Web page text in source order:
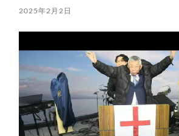
2025年2月2日